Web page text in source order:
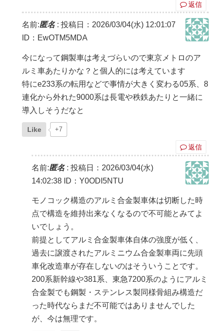
返信
名前:匿名: 投稿日：2026/03/04(水) 12:01:07
ID：EwOTM5MDA
今になって鋼製車は考えづらいので東京メトロのア
ルミ車あたりかな？と個人的には考えています
特にe233系の転用などで事情が大きく変わる05系、8
連化から外れた9000系は長電や秩鉄あたりと一緒に
導入しそうだなと
Like +7
返信
名前:匿名: 投稿日：2026/03/04(水)
14:02:38 ID：Y0ODI5NTU
モノコック構造のアルミ合金製車体は切断した時
点で構造を維持出来なくなるので不可能とみてよ
いでしょう。
前提としてアルミ合金製車体自体の強度が低く、
過去に譲渡されたアルミニウム合金製車両に先頭
車化改造車が存在しないのはそういうことです。
200系新幹線や381系、東急7200系のようにアルミ
合金製でも鋼製・ステンレス製同様骨組み構造だ
った時代ならまだ不可能ではありませんでした
が、今は無理です。